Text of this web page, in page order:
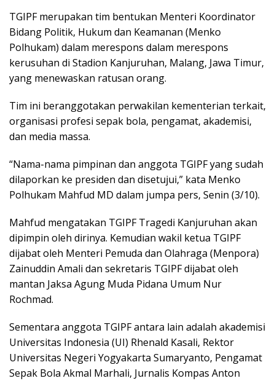
TGIPF merupakan tim bentukan Menteri Koordinator
Bidang Politik, Hukum dan Keamanan (Menko
Polhukam) dalam merespons dalam merespons
kerusuhan di Stadion Kanjuruhan, Malang, Jawa Timur,
yang menewaskan ratusan orang.
Tim ini beranggotakan perwakilan kementerian terkait,
organisasi profesi sepak bola, pengamat, akademisi,
dan media massa.
“Nama-nama pimpinan dan anggota TGIPF yang sudah
dilaporkan ke presiden dan disetujui,” kata Menko
Polhukam Mahfud MD dalam jumpa pers, Senin (3/10).
Mahfud mengatakan TGIPF Tragedi Kanjuruhan akan
dipimpin oleh dirinya. Kemudian wakil ketua TGIPF
dijabat oleh Menteri Pemuda dan Olahraga (Menpora)
Zainuddin Amali dan sekretaris TGIPF dijabat oleh
mantan Jaksa Agung Muda Pidana Umum Nur
Rochmad.
Sementara anggota TGIPF antara lain adalah akademisi
Universitas Indonesia (UI) Rhenald Kasali, Rektor
Universitas Negeri Yogyakarta Sumaryanto, Pengamat
Sepak Bola Akmal Marhali, Jurnalis Kompas Anton